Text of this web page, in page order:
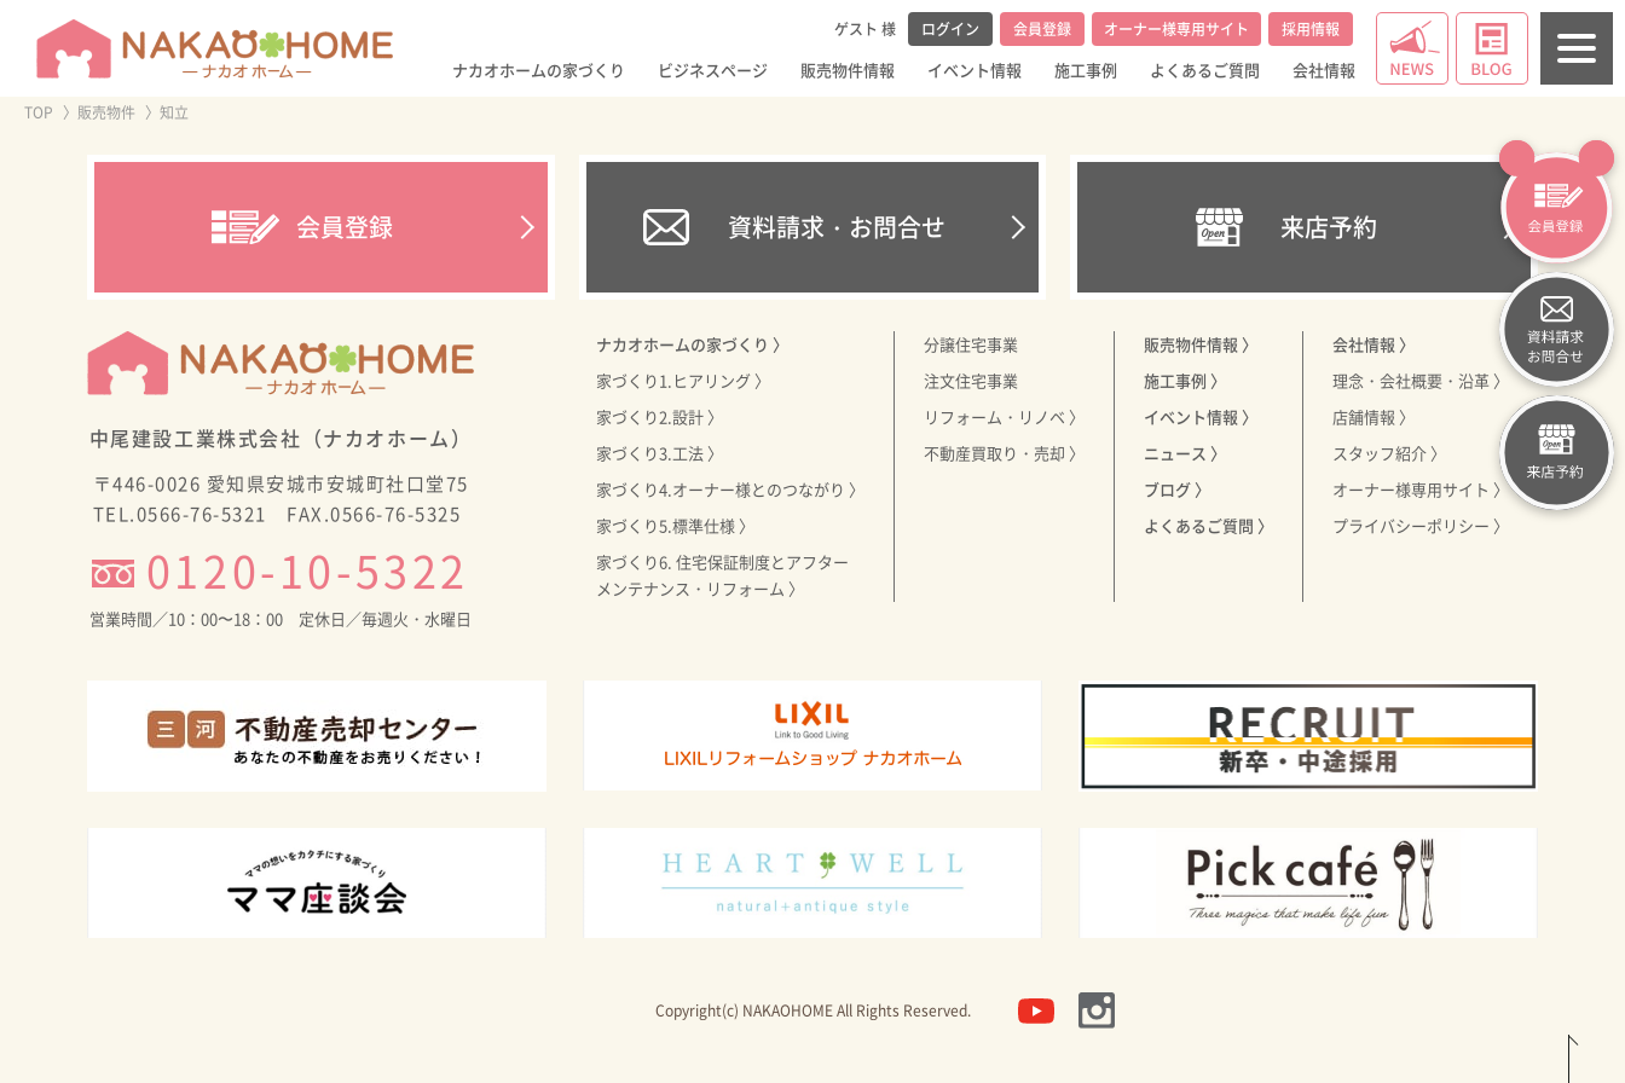
ナカオホームの家づくり ビジネスページ 販売物件情報 イベント情報 施工事例 よくあるご質問 会社情報
ゲスト 様 ログイン 会員登録 オーナー様専用サイト 採用情報
TOP 販売物件 知立
会員登録 資料請求・お問合せ 来店予約
中尾建設工業株式会社（ナカオホーム）
〒446-0026 愛知県安城市安城町社口堂75
TEL.0566-76-5321 FAX.0566-76-5325
0120-10-5322
営業時間／10：00〜18：00 定休日／毎週火・水曜日
ナカオホームの家づくり 〉
家づくり1.ヒアリング 〉
家づくり2.設計 〉
家づくり3.工法 〉
家づくり4.オーナー様とのつながり 〉
家づくり5.標準仕様 〉
家づくり6. 住宅保証制度とアフター
メンテナンス・リフォーム 〉
分譲住宅事業
注文住宅事業
リフォーム・リノベ 〉
不動産買取り・売却 〉
販売物件情報 〉
施工事例 〉
イベント情報 〉
ニュース 〉
ブログ 〉
よくあるご質問 〉
会社情報 〉
理念・会社概要・沿革 〉
店舗情報 〉
スタッフ紹介 〉
オーナー様専用サイト 〉
プライバシーポリシー 〉
Copyright(c) NAKAOHOME All Rights Reserved.